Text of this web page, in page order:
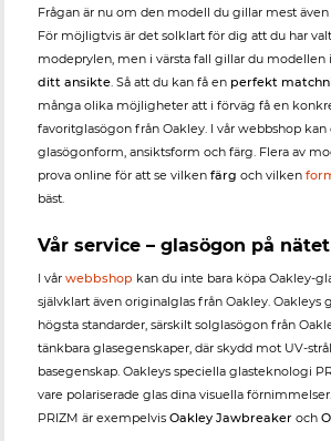
Frågan är nu om den modell du gillar mest även
För möjligtvis är det solklart för dig att du har
modeprylen, men i värsta fall gillar du modellen
ditt ansikte. Så att du kan få en perfekt
många olika möjligheter att i förväg få en
favoritglasögon från Oakley. I vår webbshop
glasögonform, ansiktsform och färg. Flera av
prova online för att se vilken färg och vilken
bäst.
Vår service – glasögon på
I vår webbshop kan du inte bara köpa Oakley-
självklart även originalglas från Oakley. Oakleys
högsta standarder, särskilt solglasögon från
tänkbara glasegenskaper, där skydd mot UV-
basegenskap. Oakleys speciella glasteknologi
vare polariserade glas dina visuella
PRIZM är exempelvis Oakley Jawbreaker och